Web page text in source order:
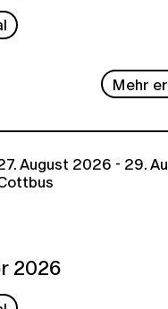
Mehr
August 2026 - 29.
2026